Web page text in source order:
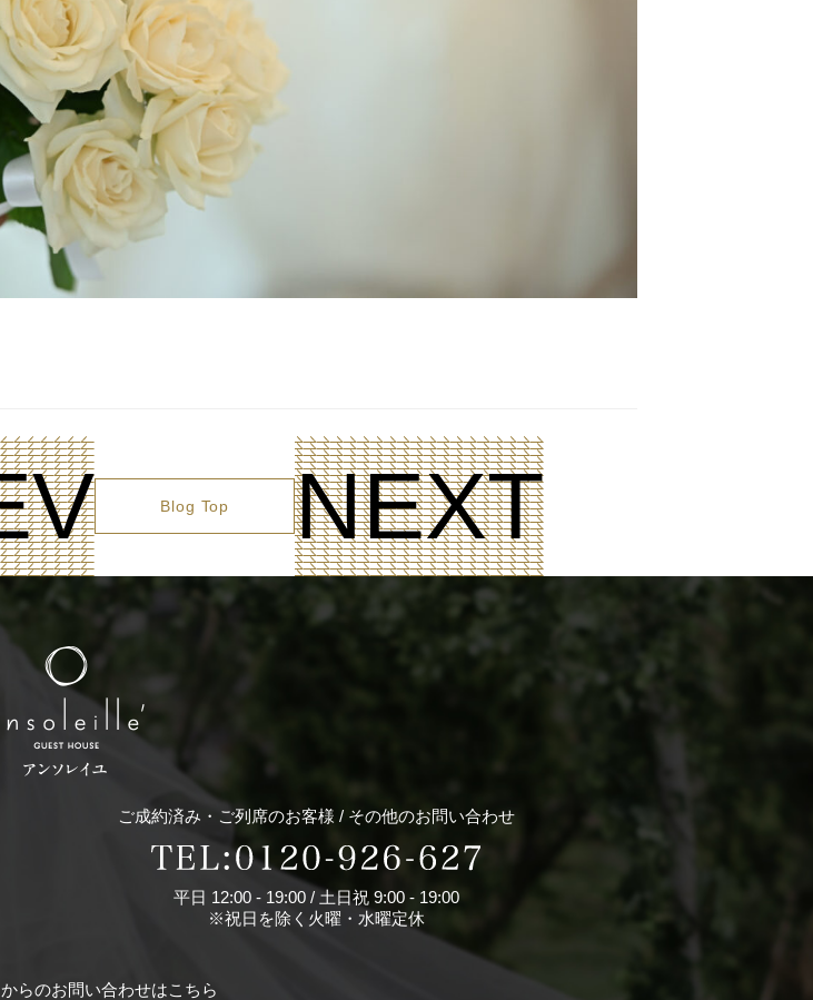
Blog Top NEXT
ご成約済み・ご列席のお客様 /その他のお問い合わせ
平日 12:00 - 19:00 / 土日祝 9:00 - 19:00
※祝日を除く火曜・水曜定休
らのお問い合わせはこちら